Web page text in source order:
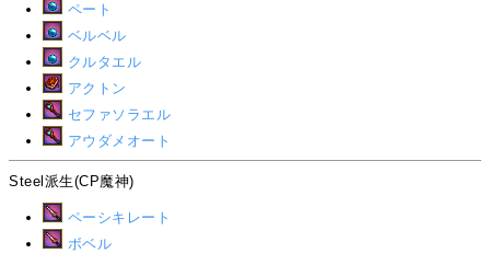
ペート
ベルベル
クルタエル
アクトン
セファソラエル
アウダメオート
Steel派生(CP魔神)
ペーシキレート
ボベル